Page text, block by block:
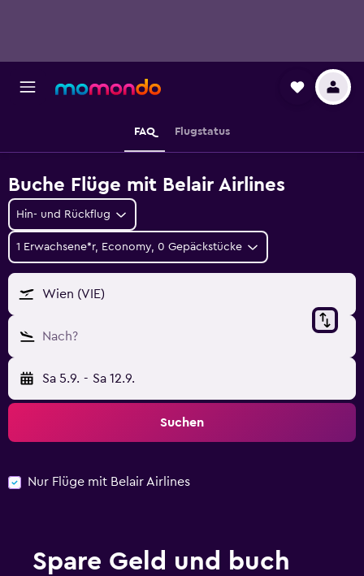
FAQ Flugstatus
Buche Flüge mit Belair Airlines
Hin- und Rückflug
1 Erwachsene*r, Economy, 0 Gepäckstücke
Wien (VIE)
Nach?
Sa 5.9. - Sa 12.9.
Suchen
Nur Flüge mit Belair Airlines
Spare Geld und buch